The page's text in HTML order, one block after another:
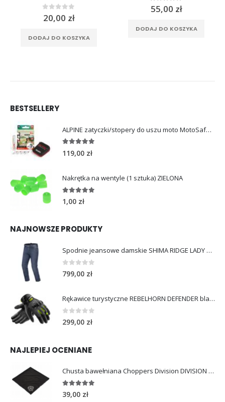
0out of 5
20,00 zł
DODAJ DO KOSZYKA
5.00out of 5
55,00 zł
DODAJ DO KOSZYKA
BESTSELLERY
ALPINE zatyczki/stopery do uszu moto MotoSafe Pro
out of 5
119,00 zł
Nakrętka na wentyle (1 sztuka) ZIELONA
out of 5
1,00 zł
NAJNOWSZE PRODUKTY
Spodnie jeansowe damskie SHIMA RIDGE LADY blue
out of 5
799,00 zł
Rękawice turystyczne REBELHORN DEFENDER black yellow fluo
out of 5
299,00 zł
NAJLEPIEJ OCENIANE
Chusta bawełniana Choppers Division DIVISION EAGLE
5.00out of 5
39,00 zł